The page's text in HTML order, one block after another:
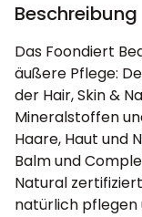
Beschreibung
Das Foondiert
äußere Pflege:
der Hair, Skin &
Mineralstoffen
Haare, Haut und
Balm und
Natural
natürlich pflegen